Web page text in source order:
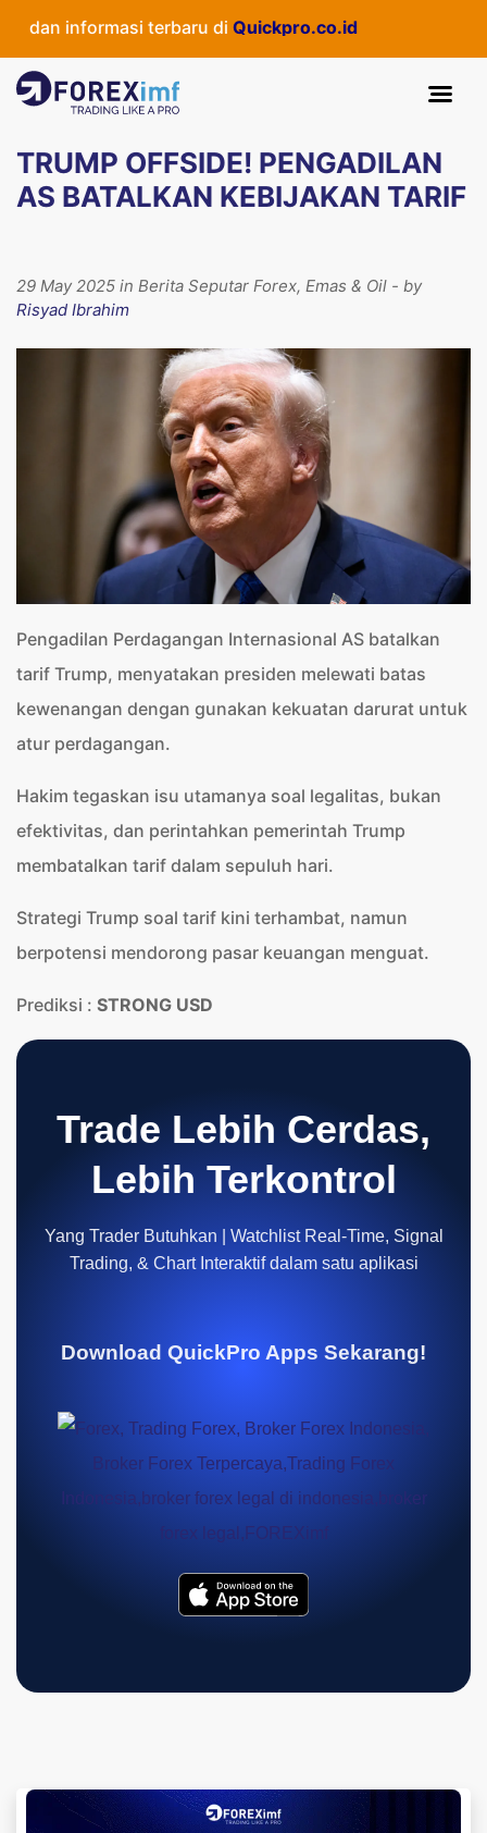
informasi terbaru diQuickpro.co.id
TRUMP OFFSIDE! PENGADILAN
AS BATALKAN KEBIJAKAN TARIF
29 May 2025 in Berita Seputar Forex, Emas & Oil - by
Risyad Ibrahim
Pengadilan Perdagangan Internasional AS batalkan
tarif Trump, menyatakan presiden melewati batas
kewenangan dengan gunakan kekuatan darurat untuk
atur perdagangan.
Hakim tegaskan isu utamanya soal legalitas, bukan
efektivitas, dan perintahkan pemerintah Trump
membatalkan tarif dalam sepuluh hari.
Strategi Trump soal tarif kini terhambat, namun
berpotensi mendorong pasar keuangan menguat.
Prediksi : STRONG USD
Trade Lebih Cerdas,
Lebih Terkontrol
Yang Trader Butuhkan | Watchlist Real-Time, Signal
Trading, & Chart Interaktif dalam satu aplikasi
Download QuickPro Apps Sekarang!